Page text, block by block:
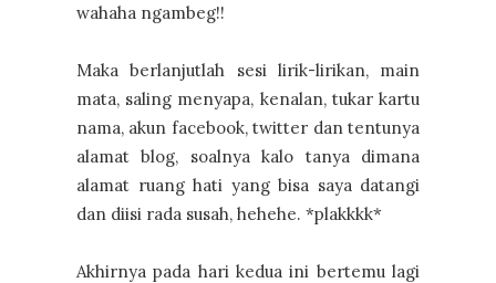
wahaha ngambeg!!
Maka berlanjutlah sesi lirik-lirikan, main
mata, saling menyapa, kenalan, tukar kartu
nama, akun facebook, twitter dan tentunya
alamat blog, soalnya kalo tanya dimana
alamat ruang hati yang bisa saya datangi
dan diisi rada susah, hehehe. *plakkkk*
Akhirnya pada hari kedua ini bertemu lagi